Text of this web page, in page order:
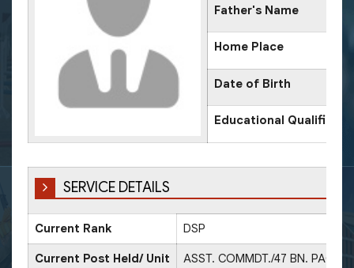
Father's Name
Home Place
Date of Birth
Educational
SERVICE DETAILS
Current Rank DSP
Current Post Held/ Unit ASST. COMMDT./47 BN. PAC